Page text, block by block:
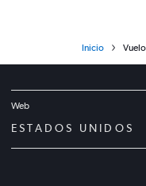
Inicio
Web
ESTADOS UNIDOS